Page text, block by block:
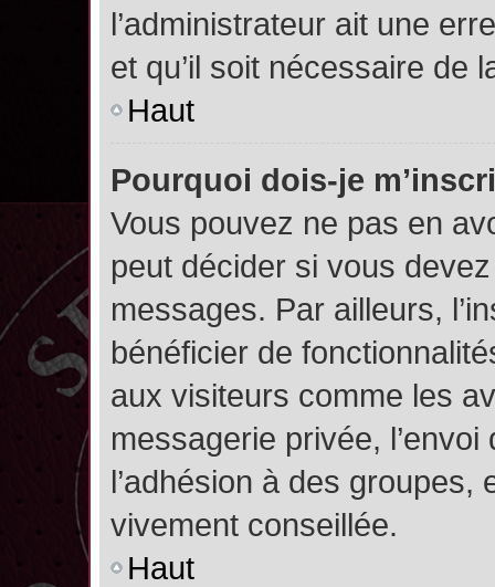
l’administrateur ait une
et qu’il soit nécessaire de
Haut
Pourquoi dois-je
Vous pouvez ne pas en
peut décider si vous
messages. Par ailleurs,
bénéficier de
aux visiteurs comme les
messagerie privée,
l’adhésion à des groupes,
vivement conseillée.
Haut